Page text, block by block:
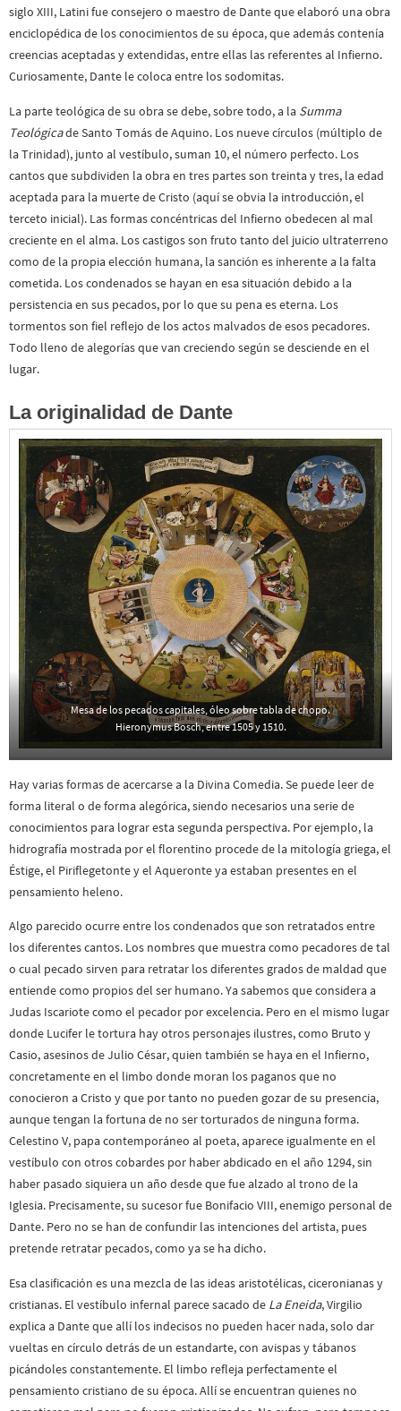
siglo XIII, Latini fue consejero o maestro de Dante que elaboró una obra
enciclopédica de los conocimientos de su época, que además contenía
creencias aceptadas y extendidas, entre ellas las referentes al Infierno.
Curiosamente, Dante le coloca entre los sodomitas.
La parte teológica de su obra se debe, sobre todo, a la Summa
Teológicade Santo Tomás de Aquino. Los nueve círculos (múltiplo de
la Trinidad), junto al vestíbulo, suman 10, el número perfecto. Los
cantos que subdividen la obra en tres partes son treinta y tres, la edad
aceptada para la muerte de Cristo (aquí se obvia la introducción, el
terceto inicial). Las formas concéntricas del Infierno obedecen al mal
creciente en el alma. Los castigos son fruto tanto del juicio ultraterreno
como de la propia elección humana, la sanción es inherente a la falta
cometida. Los condenados se hayan en esa situación debido a la
persistencia en sus pecados, por lo que su pena es eterna. Los
tormentos son fiel reflejo de los actos malvados de esos pecadores.
Todo lleno de alegorías que van creciendo según se desciende en el
lugar.
La originalidad de Dante
Mesa de los pecados capitales, óleo sobre tabla de chopo.
Hieronymus Bosch, entre 1505 y 1510.
Hay varias formas de acercarse a la Divina Comedia. Se puede leer de
forma literal o de forma alegórica, siendo necesarios una serie de
conocimientos para lograr esta segunda perspectiva. Por ejemplo, la
hidrografía mostrada por el florentino procede de la mitología griega, el
Éstige, el Piriflegetonte y el Aqueronte ya estaban presentes en el
pensamiento heleno.
Algo parecido ocurre entre los condenados que son retratados entre
los diferentes cantos. Los nombres que muestra como pecadores de tal
o cual pecado sirven para retratar los diferentes grados de maldad que
entiende como propios del ser humano. Ya sabemos que considera a
Judas Iscariote como el pecador por excelencia. Pero en el mismo lugar
donde Lucifer le tortura hay otros personajes ilustres, como Bruto y
Casio, asesinos de Julio César, quien también se haya en el Infierno,
concretamente en el limbo donde moran los paganos que no
conocieron a Cristo y que por tanto no pueden gozar de su presencia,
aunque tengan la fortuna de no ser torturados de ninguna forma.
Celestino V, papa contemporáneo al poeta, aparece igualmente en el
vestíbulo con otros cobardes por haber abdicado en el año 1294, sin
haber pasado siquiera un año desde que fue alzado al trono de la
Iglesia. Precisamente, su sucesor fue Bonifacio VIII, enemigo personal de
Dante. Pero no se han de confundir las intenciones del artista, pues
pretende retratar pecados, como ya se ha dicho.
Esa clasificación es una mezcla de las ideas aristotélicas, ciceronianas y
cristianas. El vestíbulo infernal parece sacado de La Eneida, Virgilio
explica a Dante que allí los indecisos no pueden hacer nada, solo dar
vueltas en círculo detrás de un estandarte, con avispas y tábanos
picándoles constantemente. El limbo refleja perfectamente el
pensamiento cristiano de su época. Allí se encuentran quienes no